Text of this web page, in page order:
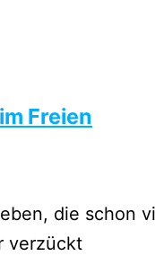
Freien
die schon
verzückt